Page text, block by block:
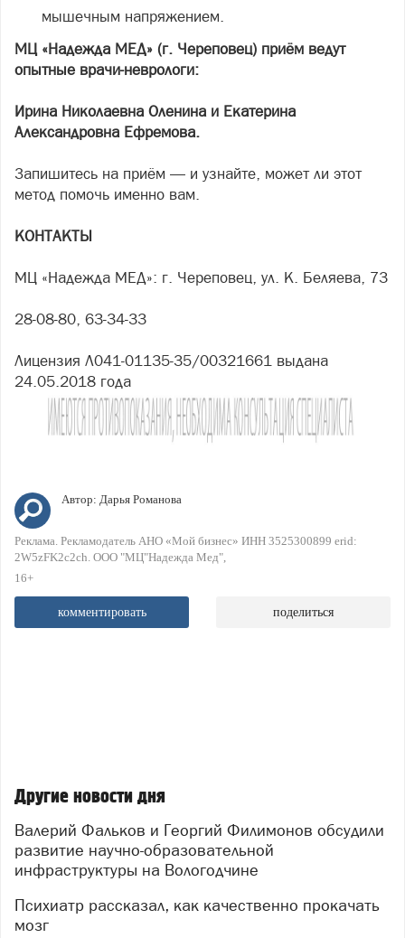
мышечным напряжением.
МЦ «Надежда МЕД» (г. Череповец) приём ведут
опытные врачи-неврологи:
Ирина Николаевна Оленина и Екатерина
Александровна Ефремова.
Запишитесь на приём — и узнайте, может ли этот
метод помочь именно вам.
КОНТАКТЫ
МЦ «Надежда МЕД»: г. Череповец, ул. К. Беляева, 73
28-08-80, 63-34-33
Лицензия Л041-01135-35/00321661 выдана
24.05.2018 года
Автор: Дарья Романова
Реклама. Рекламодатель АНО «Мой бизнес» ИНН 3525300899 erid:
2W5zFK2c2ch. ООО "МЦ"Надежда Мед"
16+
комментировать поделиться
Другие новости дня
Валерий Фальков и Георгий Филимонов обсудили
развитие научно-образовательной
инфраструктуры на Вологодчине
Психиатр рассказал, как качественно прокачать
мозг